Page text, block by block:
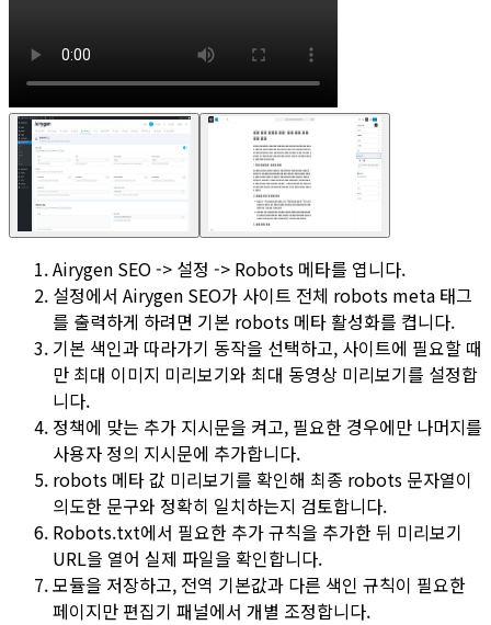
Airygen SEO -> 설정 -> Robots 메타를 엽니다.
설정에서 Airygen SEO가 사이트 전체 robots meta 태그
를 출력하게 하려면 기본 robots 메타 활성화를 켭니다.
기본 색인과 따라가기 동작을 선택하고, 사이트에 필요할 때
만 최대 이미지 미리보기와 최대 동영상 미리보기를 설정합
니다.
정책에 맞는 추가 지시문을 켜고, 필요한 경우에만 나머지를
사용자 정의 지시문에 추가합니다.
robots 메타 값 미리보기를 확인해 최종 robots 문자열이
의도한 문구와 정확히 일치하는지 검토합니다.
Robots.txt에서 필요한 추가 규칙을 추가한 뒤 미리보기
URL을 열어 실제 파일을 확인합니다.
모듈을 저장하고, 전역 기본값과 다른 색인 규칙이 필요한
페이지만 편집기 패널에서 개별 조정합니다.